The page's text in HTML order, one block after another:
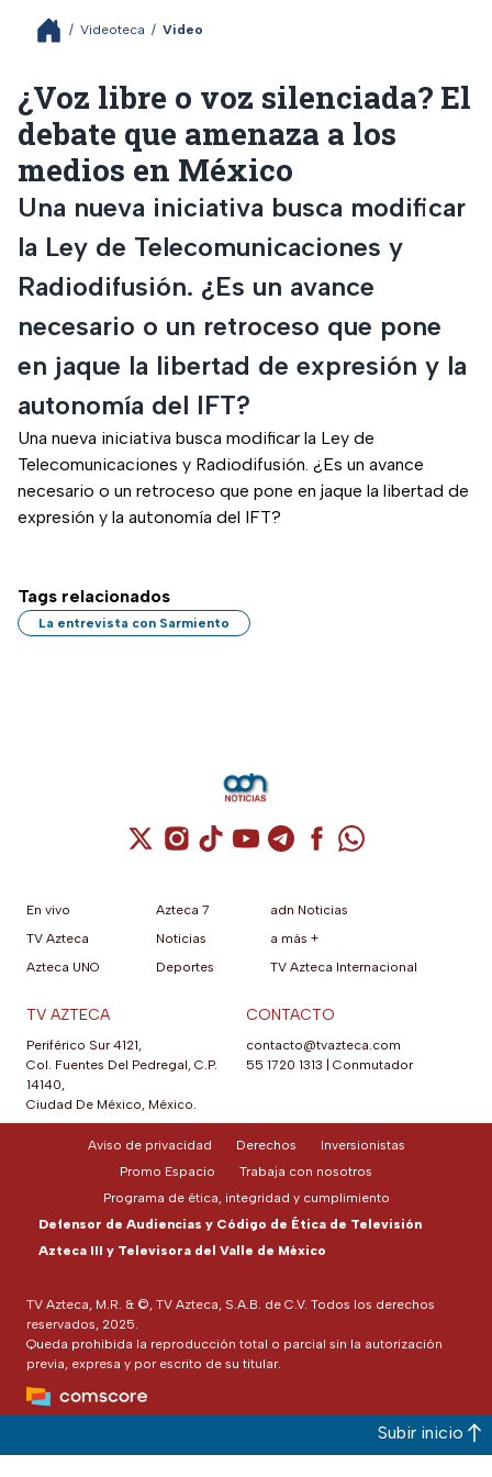
/ Videoteca / Video
¿Voz libre o voz silenciada? El
debate que amenaza a los
medios en México
Una nueva iniciativa busca modificar
la Ley de Telecomunicaciones y
Radiodifusión. ¿Es un avance
necesario o un retroceso que pone
en jaque la libertad de expresión y la
autonomía del IFT?
Una nueva iniciativa busca modificar la Ley de
Telecomunicaciones y Radiodifusión. ¿Es un avance
necesario o un retroceso que pone en jaque la libertad de
expresión y la autonomía del IFT?
Tags relacionados
La entrevista con Sarmiento
Cuenta de X / Twitter (se abre en una
Cuenta de Instagram (se abre en una
Cuenta de TikTok (se abre en
Cuenta de YouTube (se abre
Cuenta de Telegram (se
Cuenta de
Cuenta de
En vivo
TV Azteca
Azteca UNO
Azteca 7
Noticias
Deportes
adn Noticias
a más +
TV Azteca Internacional
TV AZTECA
Periférico Sur 4121,
Col. Fuentes Del Pedregal, C.P.
14140,
Ciudad De México, México.
CONTACTO
contacto@tvazteca.com
55 1720 1313 | Conmutador
TV Azteca, M.R. & ©, TV Azteca, S.A.B. de C.V. Todos los derechos
reservados, 2025.
Queda prohibida la reproducción total o parcial sin la autorización
previa, expresa y por escrito de su titular.
Aviso de privacidad Derechos
Inversionistas
Promo Espacio
Trabaja con nosotros
Programa de ética, integridad y cumplimiento
Defensor de Audiencias y Código de Ética de Televisión
Azteca III y Televisora del Valle de México
Subir inicio